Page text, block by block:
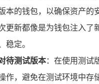
本的钱包，以确保资产的
更新都像是为钱包注入了
稳定。
待测试版本：在使用测试
作，避免在测试环境中存